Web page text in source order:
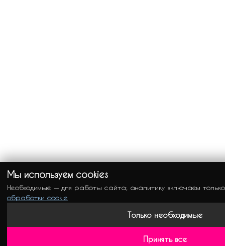
Мы используем cookies
Необходимые — для работы сайта; аналитику включаем
обработки cookie
Только необходимые
Принять все